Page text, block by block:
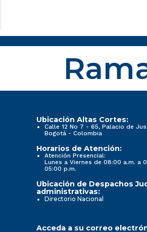
Ubicación Altas Cortes:
Calle 12 No 7 - 65, Palacio de
Bogotá - Colombia
Horarios de Atención:
Atención Presencial:
Lunes a Viernes de 08:00 a.m. a
05:00 p.m.
Ubicación de Despachos
administrativas:
Directorio Nacional
Acceda a su correo